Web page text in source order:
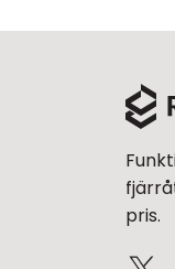
pris.